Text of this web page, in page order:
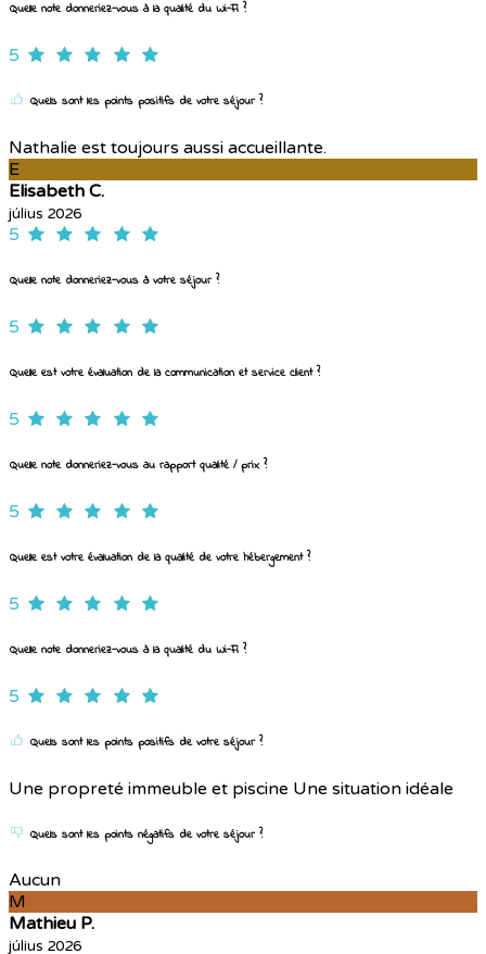
Quelle note donneriez-vous à la qualité du Wi-Fi ?
5
Quels sont les points positifs de votre séjour ?
Nathalie est toujours aussi accueillante.
E
Elisabeth C.
július 2026
5
Quelle note donneriez-vous à votre séjour ?
5
Quelle est votre évaluation de la communication et service client ?
5
Quelle note donneriez-vous au rapport qualité / prix ?
5
Quelle est votre évaluation de la qualité de votre hébergement ?
5
Quelle note donneriez-vous à la qualité du Wi-Fi ?
5
Quels sont les points positifs de votre séjour ?
Une propreté immeuble et piscine Une situation idéale
Quels sont les points négatifs de votre séjour ?
Aucun
M
Mathieu P.
július 2026